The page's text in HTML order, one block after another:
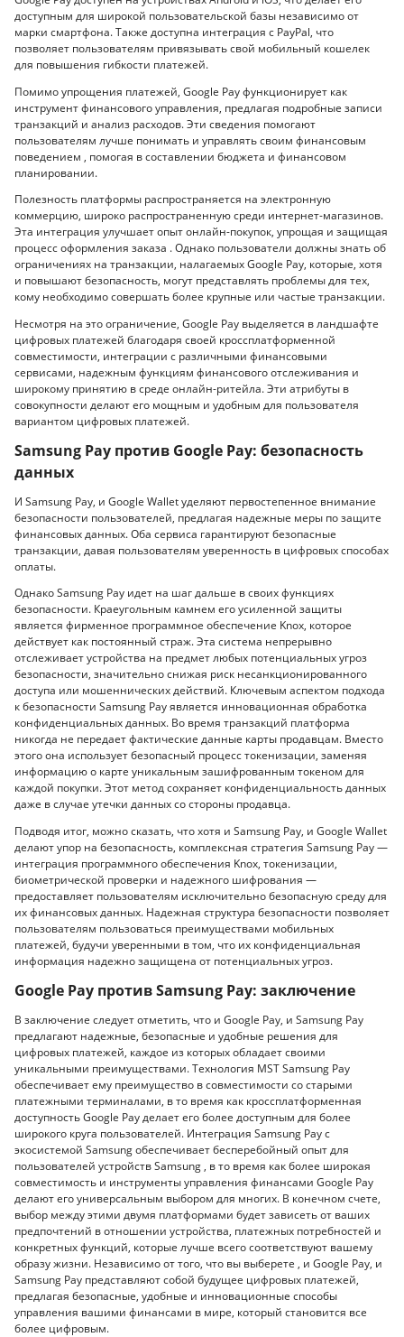
доступным для широкой пользовательской базы независимо от
марки смартфона. Также доступна интеграция с PayPal, что
позволяет пользователям привязывать свой мобильный кошелек
для повышения гибкости платежей.
Помимо упрощения платежей, Google Pay функционирует как
инструмент финансового управления, предлагая подробные записи
транзакций и анализ расходов. Эти сведения помогают
пользователям лучше понимать и управлять своим финансовым
поведением , помогая в составлении бюджета и финансовом
планировании.
Полезность платформы распространяется на электронную
коммерцию, широко распространенную среди интернет-магазинов.
Эта интеграция улучшает опыт онлайн-покупок, упрощая и защищая
процесс оформления заказа . Однако пользователи должны знать об
ограничениях на транзакции, налагаемых Google Pay, которые, хотя
и повышают безопасность, могут представлять проблемы для тех,
кому необходимо совершать более крупные или частые транзакции.
Несмотря на это ограничение, Google Pay выделяется в ландшафте
цифровых платежей благодаря своей кроссплатформенной
совместимости, интеграции с различными финансовыми
сервисами, надежным функциям финансового отслеживания и
широкому принятию в среде онлайн-ритейла. Эти атрибуты в
совокупности делают его мощным и удобным для пользователя
вариантом цифровых платежей.
Samsung Pay против Google Pay: безопасность
данных
И Samsung Pay, и Google Wallet уделяют первостепенное внимание
безопасности пользователей, предлагая надежные меры по защите
финансовых данных. Оба сервиса гарантируют безопасные
транзакции, давая пользователям уверенность в цифровых способах
оплаты.
Однако Samsung Pay идет на шаг дальше в своих функциях
безопасности. Краеугольным камнем его усиленной защиты
является фирменное программное обеспечение Knox, которое
действует как постоянный страж. Эта система непрерывно
отслеживает устройства на предмет любых потенциальных угроз
безопасности, значительно снижая риск несанкционированного
доступа или мошеннических действий. Ключевым аспектом подхода
к безопасности Samsung Pay является инновационная обработка
конфиденциальных данных. Во время транзакций платформа
никогда не передает фактические данные карты продавцам. Вместо
этого она использует безопасный процесс токенизации, заменяя
информацию о карте уникальным зашифрованным токеном для
каждой покупки. Этот метод сохраняет конфиденциальность данных
даже в случае утечки данных со стороны продавца.
Подводя итог, можно сказать, что хотя и Samsung Pay, и Google Wallet
делают упор на безопасность, комплексная стратегия Samsung Pay —
интеграция программного обеспечения Knox, токенизации,
биометрической проверки и надежного шифрования —
предоставляет пользователям исключительно безопасную среду для
их финансовых данных. Надежная структура безопасности позволяет
пользователям пользоваться преимуществами мобильных
платежей, будучи уверенными в том, что их конфиденциальная
информация надежно защищена от потенциальных угроз.
Google Pay против Samsung Pay: заключение
В заключение следует отметить, что и Google Pay, и Samsung Pay
предлагают надежные, безопасные и удобные решения для
цифровых платежей, каждое из которых обладает своими
уникальными преимуществами. Технология MST Samsung Pay
обеспечивает ему преимущество в совместимости со старыми
платежными терминалами, в то время как кроссплатформенная
доступность Google Pay делает его более доступным для более
широкого круга пользователей. Интеграция Samsung Pay с
экосистемой Samsung обеспечивает бесперебойный опыт для
пользователей устройств Samsung , в то время как более широкая
совместимость и инструменты управления финансами Google Pay
делают его универсальным выбором для многих. В конечном счете,
выбор между этими двумя платформами будет зависеть от ваших
предпочтений в отношении устройства, платежных потребностей и
конкретных функций, которые лучше всего соответствуют вашему
образу жизни. Независимо от того, что вы выберете , и Google Pay, и
Samsung Pay представляют собой будущее цифровых платежей,
предлагая безопасные, удобные и инновационные способы
управления вашими финансами в мире, который становится все
более цифровым.